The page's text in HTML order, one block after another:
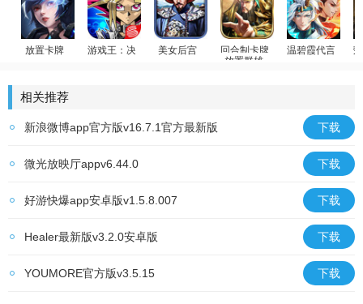
放置卡牌
游戏王：决斗链接美女后宫
回合制卡牌
放置群雄
温碧霞代言
相关推荐
新浪微博app官方版v16.7.1官方最新版 下载
微光放映厅appv6.44.0 下载
好游快爆app安卓版v1.5.8.007 下载
Healer最新版v3.2.0安卓版 下载
YOUMORE官方版v3.5.15 下载